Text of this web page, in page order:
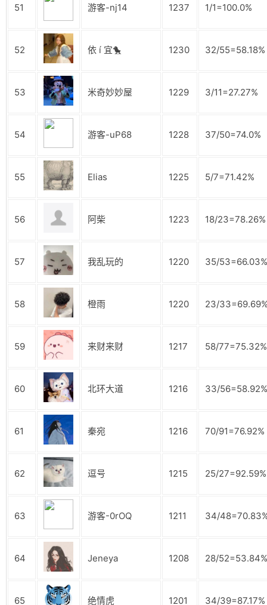
51 游客-nj14 1237 1/1=100.0%
52 依 í 宜🐤 1230 32/55=58.18%
53 米奇妙妙屋 1229 3/11=27.27%
54 游客-uP68 1228 37/50=74.0%
55 Elias 1225 5/7=71.42%
56 阿柴 1223 18/23=78.26%
57 我乱玩的 1220 35/53=66.03%
58 橙雨 1220 23/
59 来财来财 1217 58/77=75.32%
60 北环大道 1216 33/56=58.92%
61 秦宛 1216 70/91=76.92%
62 逗号 1215 25/27=92.59%
63 游客-0rOQ 1211 34/
64 Jeneya 1208 28/52=53.84%
65 绝情虎 1201 34/39=87.17%